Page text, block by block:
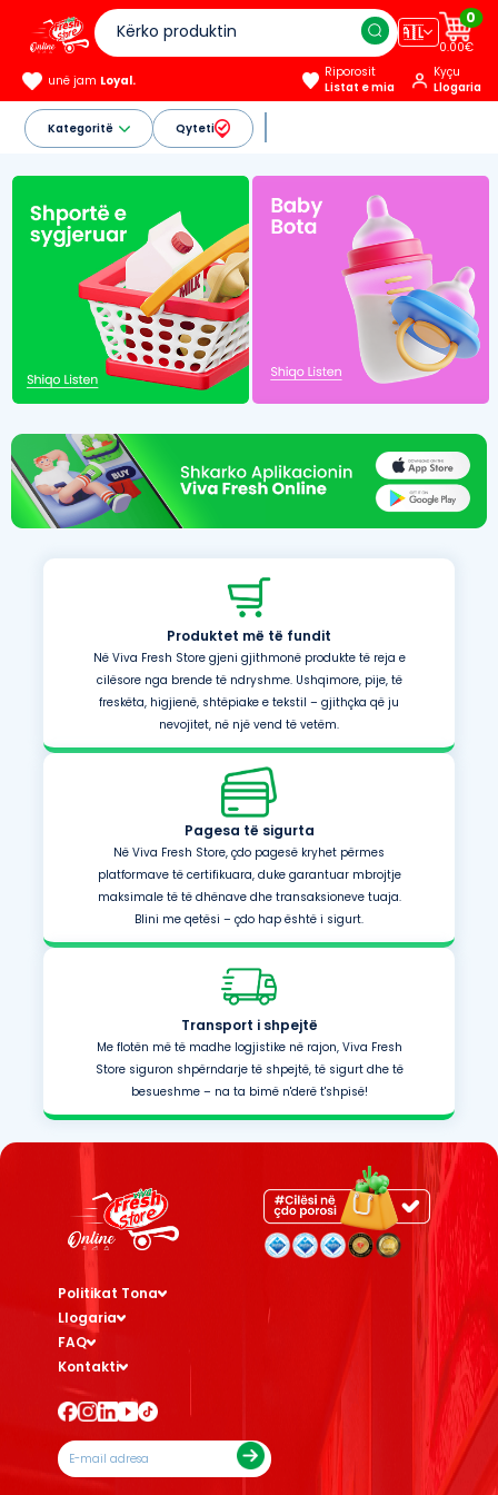
🇦🇱
0
0.00€
unë jam Loyal.
Riporosit
Listat e mia
Kyçu
Llogaria
Kategoritë Qyteti
Produktet më të fundit
Në Viva Fresh Store gjeni gjithmonë produkte të reja e
cilësore nga brende të ndryshme. Ushqimore, pije, të
freskëta, higjienë, shtëpiake e tekstil – gjithçka që ju
nevojitet, në një vend të vetëm.
Pagesa të sigurta
Në Viva Fresh Store, çdo pagesë kryhet përmes
platformave të certifikuara, duke garantuar mbrojtje
maksimale të të dhënave dhe transaksioneve tuaja.
Blini me qetësi – çdo hap është i sigurt.
Transport i shpejtë
Me flotën më të madhe logjistike në rajon, Viva Fresh
Store siguron shpërndarje të shpejtë, të sigurt dhe të
besueshme – na ta bimë n'derë t'shpisë!
Politikat Tona
Llogaria
FAQ
Kontakti